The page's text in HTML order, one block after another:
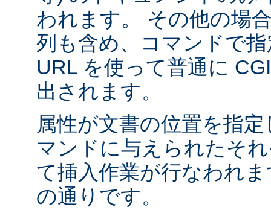
われます。 その他の場
列も含め、コマンドで
URL を使って普通に
出されます。
属性が文書の位置を指
マンドに与えられたそ
て挿入作業が行なわれ
の通りです。